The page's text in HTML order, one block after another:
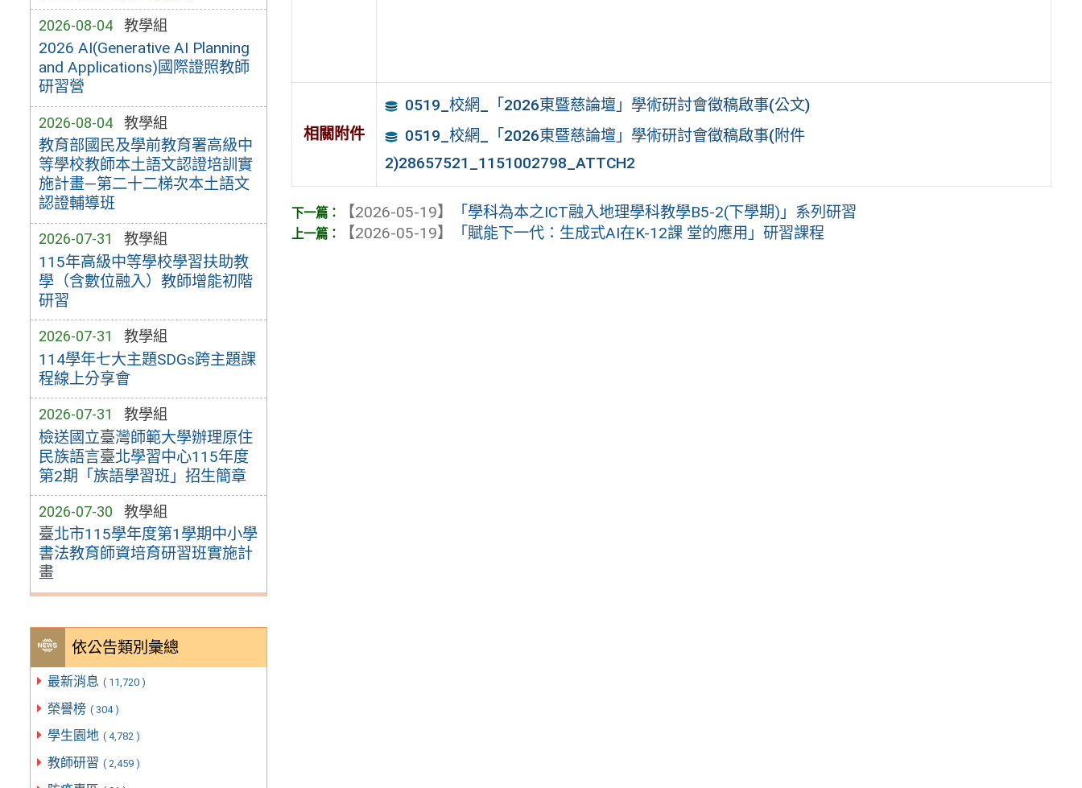
2026-08-04 教學組
2026 AI(Generative AI Planning
and Applications)國際證照教師
研習營
2026-08-04 教學組
教育部國民及學前教育署高級中
等學校教師本土語文認證培訓實
施計畫—第二十二梯次本土語文
認證輔導班
2026-07-31 教學組
115年高級中等學校學習扶助教
學（含數位融入）教師增能初階
研習
2026-07-31 教學組
114學年七大主題SDGs跨主題課
程線上分享會
2026-07-31 教學組
檢送國立臺灣師範大學辦理原住
民族語言臺北學習中心115年度
第2期「族語學習班」招生簡章
2026-07-30 教學組
臺北市115學年度第1學期中小學
書法教育師資培育研習班實施計
畫
依公告類別彙總
最新消息 ( 11,720 )
榮譽榜 ( 304 )
學生園地 ( 4,782 )
教師研習 ( 2,459 )
相關附件
0519_校網_「2026東暨慈論壇」學術研討會徵稿啟事(公文)
0519_校網_「2026東暨慈論壇」學術研討會徵稿啟事(附件
2)28657521_1151002798_ATTCH2
【2026-05-19】
「學科為本之ICT融入地理學科教學B5-2(下學期)」系列研習
【2026-05-19】
「賦能下一代：生成式AI在K-12課 堂的應用」研習課程